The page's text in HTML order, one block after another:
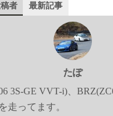
者 最新記事
たぽ
3S-GE VVT-i)、
走ってます。